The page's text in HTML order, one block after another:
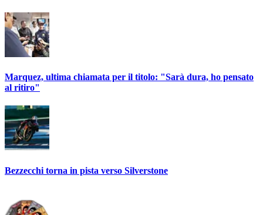
Marquez, ultima chiamata per il titolo: "Sarà dura, ho pensato
al ritiro"
Bezzecchi torna in pista verso Silverstone